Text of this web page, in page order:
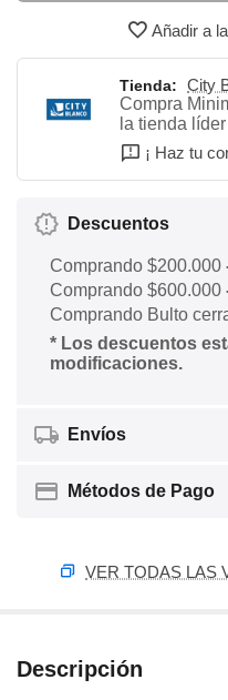
Añadir a
Tienda:
City
Compra
la tienda
¡ Haz tu
Descuentos
Comprando $200.000
Comprando $600.000
Comprando Bulto
* Los descuentos
modificaciones.
Envíos
Métodos de Pago
VER TODAS LAS
Descripción